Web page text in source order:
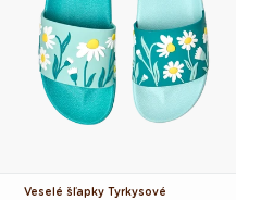
Veselé šľapky Tyrkysové